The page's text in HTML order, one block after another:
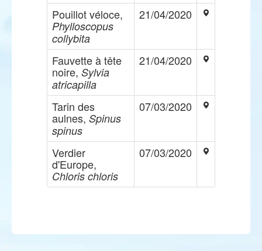
Pouillot véloce,
Phylloscopus
collybita
21/04/2020
Fauvette à tête
noire, Sylvia
atricapilla
21/04/2020
Tarin des
aulnes, Spinus
spinus
07/03/2020
Verdier
d'Europe,
Chloris chloris
07/03/2020